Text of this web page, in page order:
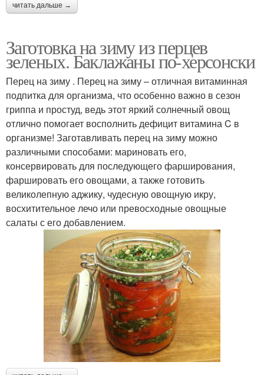
читать дальше →
Заготовка на зиму из перцев
зеленых. Баклажаны по-херсонски
Перец на зиму . Перец на зиму – отличная витаминная
подпитка для организма, что особенно важно в сезон
гриппа и простуд, ведь этот яркий солнечный овощ
отлично помогает восполнить дефицит витамина C в
организме! Заготавливать перец на зиму можно
различными способами: мариновать его,
консервировать для последующего фарширования,
фаршировать его овощами, а также готовить
великолепную аджику, чудесную овощную икру,
восхитительное лечо или превосходные овощные
салаты с его добавлением.